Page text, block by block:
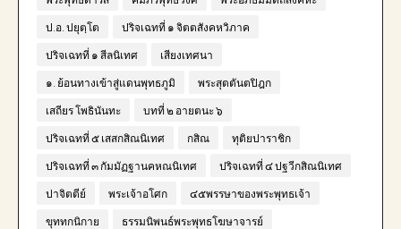
ป.อ. ปยุตฺโต ปริจเฉทที่ ๑ จิตตสังคหวิภาค
ปริจเฉทที่ ๑ สีลนิเทศ เสียงเทศนา
๑. ย้อนทางเข้าสู่แดนพุทธภูมิ พระสุตตันตปิฎก
เสถียร โพธินันทะ บทที่ ๒ อายตนะ ๖
ปริจเฉทที่ ๕ เสสกสิณนิเทศ กสิณ ทุติยปาราชิก
ปริจเฉทที่ ๓ กัมมัฏฐานคหณนิเทศ ปริจเฉทที่ ๔ ปฐวีกสิณนิเทศ
ปาจิตตีย์ พระเจ้าอโศก ๔๕พรรษาของพระพุทธเจ้า
ขุททกนิกาย ธรรมนิพนธ์พระพุทธโฆษาจารย์